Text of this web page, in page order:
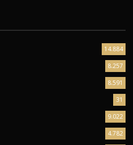
14.884
8.257
8.591
31
9.022
4.782